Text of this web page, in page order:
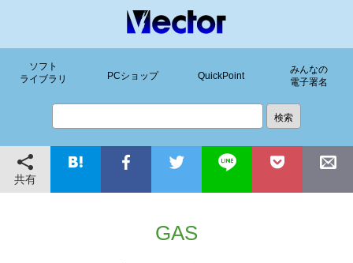
ソフト
ライブラリ
PCショップ QuickPoint
みんなの
電子署名
共有
GAS